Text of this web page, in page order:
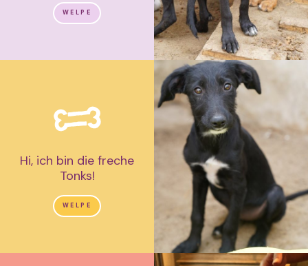
WELPE
Hi, ich bin die freche
Tonks!
WELPE